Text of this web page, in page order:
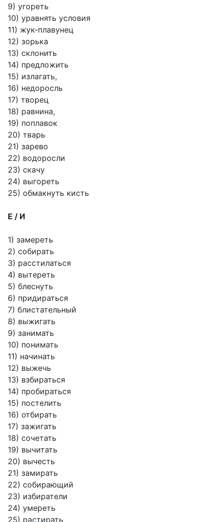
9) угореть
10) уравнять условия
11) жук-плавунец
12) зорька
13) склонить
14) предложить
15) излагать,
16) недоросль
17) творец
18) равнина,
19) поплавок
20) тварь
21) зарево
22) водоросли
23) скачу
24) выгореть
25) обмакнуть кисть
Е / И
1) замереть
2) собирать
3) расстилаться
4) вытереть
5) блеснуть
6) придираться
7) блистательный
8) выжигать
9) занимать
10) понимать
11) начинать
12) выжечь
13) взбираться
14) пробираться
15) постелить
16) отбирать
17) зажигать
18) сочетать
19) вычитать
20) вычесть
21) замирать
22) собирающий
23) избиратели
24) умереть
25) растирать